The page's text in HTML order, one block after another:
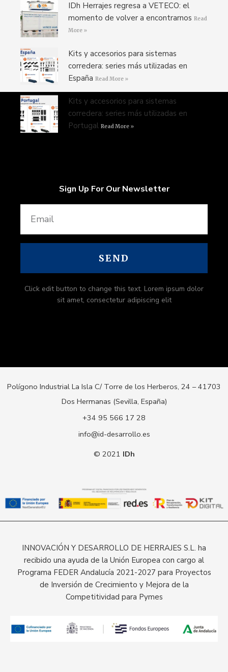
IDh Herrajes regresa a VETECO: el
momento de volver a encontrarnos Read
More »
Kits y accesorios para sistemas
corredera: series más utilizadas en
España Read More »
Kits y accesorios para sistemas
corredera: series más utilizadas en
Portugal Read More »
Sign Up For Our Newsletter
SEND
Click edit button to change this text. Lorem ipsum dolor
sit amet, consectetur adipiscing elit
Polígono Industrial La Isla C/ Torre de los Herberos, 24 – 41703
Dos Hermanas (Sevilla, España)
+34 95 566 17 28
info@id-desarrollo.es
© 2021 IDh
INNOVACIÓN Y DESARROLLO DE HERRAJES S.L. ha
recibido una ayuda de la Unión Europea con cargo al
Programa FEDER Andalucía 2021-2027 para Proyectos
de Inversión de Crecimiento y Mejora de la
Competitividad para Pymes